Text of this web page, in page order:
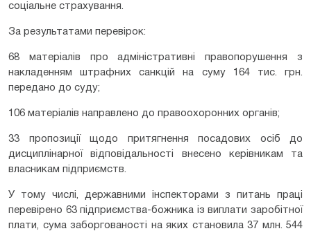
соціальне страхування.
За результатами перевірок:
68 матеріалів про адміністративні правопорушення з
накладенням штрафних санкцій на суму 164 тис. грн.
передано до суду;
106 матеріалів направлено до правоохоронних органів;
33 пропозиції щодо притягнення посадових осіб до
дисциплінарної відповідальності внесено керівникам та
власникам підприємств.
У тому числі, державними інспекторами з питань праці
перевірено 63 підприємства-божника із виплати заробітної
плати, сума заборгованості на яких становила 37 млн. 544